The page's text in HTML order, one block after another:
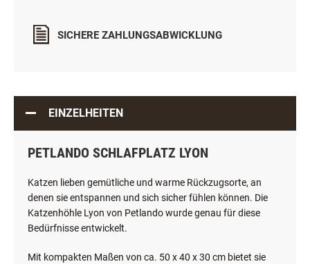
SICHERE ZAHLUNGSABWICKLUNG
EINZELHEITEN
PETLANDO SCHLAFPLATZ LYON
Katzen lieben gemütliche und warme Rückzugsorte, an
denen sie entspannen und sich sicher fühlen können. Die
Katzenhöhle Lyon von Petlando wurde genau für diese
Bedürfnisse entwickelt.
Mit kompakten Maßen von ca. 50 x 40 x 30 cm bietet sie